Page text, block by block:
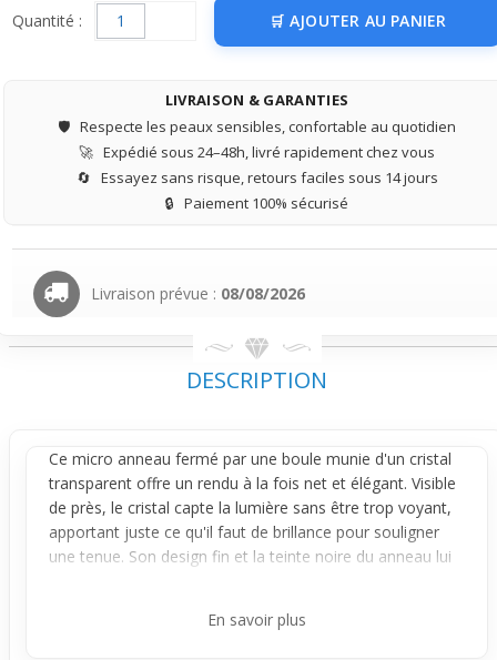
Quantité : AJOUTER AU PANIER
LIVRAISON & GARANTIES
🛡️ Respecte les peaux sensibles, confortable au quotidien
🚀 Expédié sous 24–48h, livré rapidement chez vous
🔄 Essayez sans risque, retours faciles sous 14 jours
🔒 Paiement 100% sécurisé
Livraison prévue : 08/08/2026
DESCRIPTION
Ce micro anneau fermé par une boule munie d'un cristal
transparent offre un rendu à la fois net et élégant. Visible
de près, le cristal capte la lumière sans être trop voyant,
apportant juste ce qu'il faut de brillance pour souligner
une tenue. Son design fin et la teinte noire du anneau lui
En savoir plus